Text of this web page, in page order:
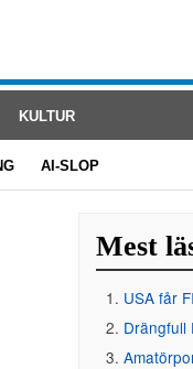
KULTUR
AI-SLOP
Mest
USA får
Drängfull